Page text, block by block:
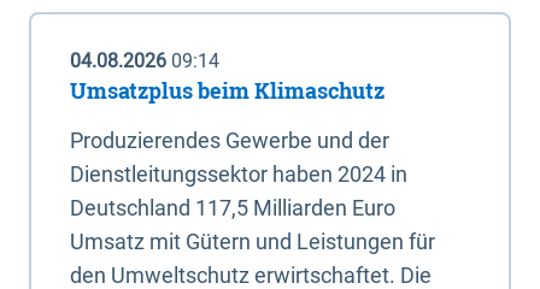
04.08.2026 09:14
Umsatzplus beim Klimaschutz
Produzierendes Gewerbe und der
Dienstleitungssektor haben 2024 in
Deutschland 117,5 Milliarden Euro
Umsatz mit Gütern und Leistungen für
den Umweltschutz erwirtschaftet. Die